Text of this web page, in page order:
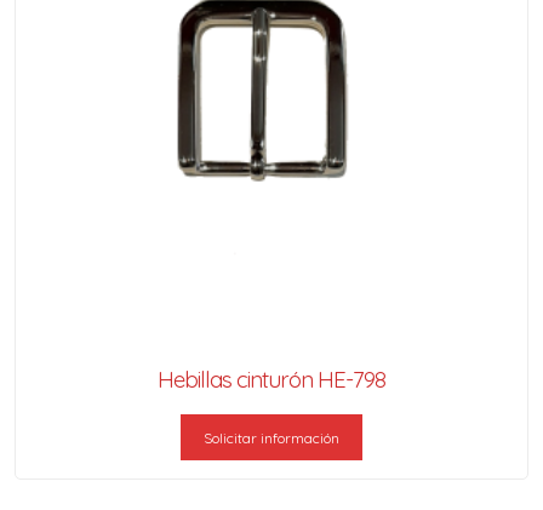
Hebillas cinturón HE-798
Solicitar información